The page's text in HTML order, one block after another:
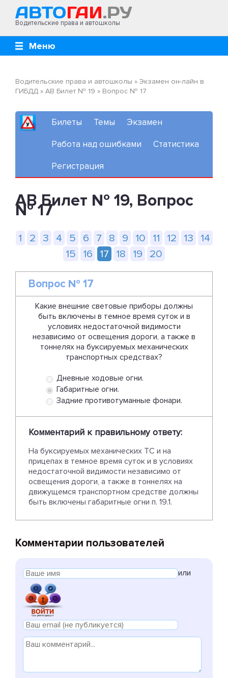
Водительские права и автошколы
Меню
Водительские права и автошколы » Экзамен он-лайн в
ГИБДД » AB Билет № 19 » Вопрос № 17
Билеты Темы Экзамен
Работа над ошибками Статистика
Регистрация
AB Билет № 19, Вопрос
№ 17
1 2 3 4 5 6 7 8 9 10 11 12 13
14
15
16 17 18 19 20
Вопрос № 17
Какие внешние световые приборы должны
быть включены в темное время суток и в
условиях недостаточной видимости
независимо от освещения дороги, а также в
тоннелях на буксируемых механических
транспортных средствах?
Дневные ходовые огни.
Габаритные огни.
Задние противотуманные фонари.
Комментарий к правильному ответу:
На буксируемых механических ТС и на
прицепах в темное время суток и в условиях
недостаточной видимости независимо от
освещения дороги, а также в тоннелях на
движущемся транспортном средстве должны
быть включены габаритные огни п. 19.1.
Комментарии пользователей
или